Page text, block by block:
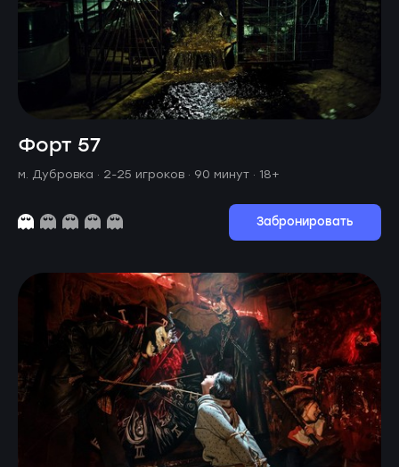
Форт 57
м. Дубровка · 2-25 игроков · 90 минут · 18+
Забронировать